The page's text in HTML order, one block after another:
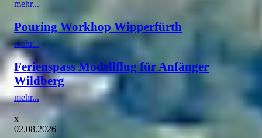
mehr...
Pouring Workhop Wipperfürth
mehr...
Ferienspass Modellflug für Anfänger
Wildberg
mehr...
x
02.08.2026